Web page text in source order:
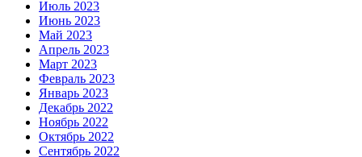
Июль 2023
Июнь 2023
Май 2023
Апрель 2023
Март 2023
Февраль 2023
Январь 2023
Декабрь 2022
Ноябрь 2022
Октябрь 2022
Сентябрь 2022